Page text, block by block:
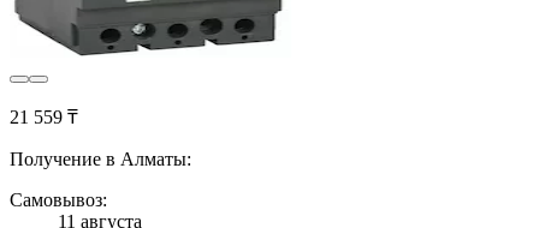
21 559 ₸
Получение в Алматы:
Самовывоз:
11 августа